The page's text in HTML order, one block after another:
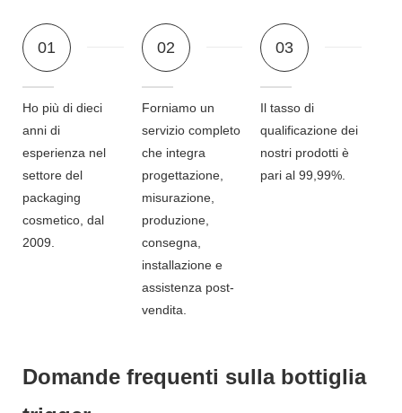
01
Ho più di dieci
anni di
esperienza nel
settore del
packaging
cosmetico, dal
2009.
02
Forniamo un
servizio completo
che integra
progettazione,
misurazione,
produzione,
consegna,
installazione e
assistenza post-
vendita.
03
Il tasso di
qualificazione dei
nostri prodotti è
pari al 99,99%.
Domande frequenti sulla bottiglia